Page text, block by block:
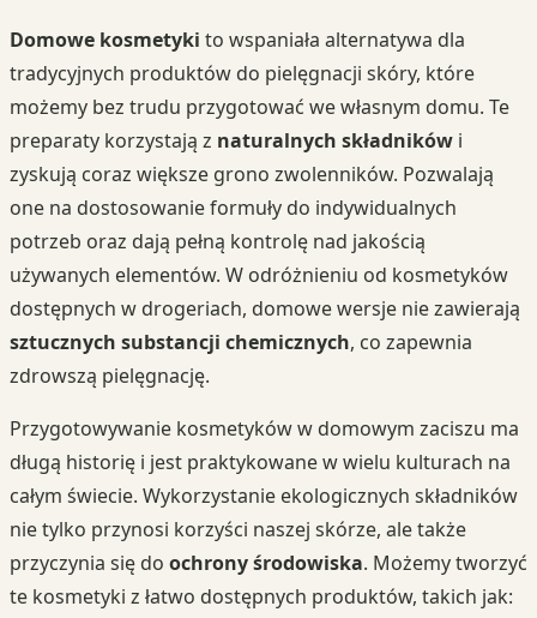
Domowe kosmetyki to wspaniała alternatywa dla
tradycyjnych produktów do pielęgnacji skóry, które
możemy bez trudu przygotować we własnym domu. Te
preparaty korzystają z naturalnych składników i
zyskują coraz większe grono zwolenników. Pozwalają
one na dostosowanie formuły do indywidualnych
potrzeb oraz dają pełną kontrolę nad jakością
używanych elementów. W odróżnieniu od kosmetyków
dostępnych w drogeriach, domowe wersje nie zawierają
sztucznych substancji chemicznych, co zapewnia
zdrowszą pielęgnację.
Przygotowywanie kosmetyków w domowym zaciszu ma
długą historię i jest praktykowane w wielu kulturach na
całym świecie. Wykorzystanie ekologicznych składników
nie tylko przynosi korzyści naszej skórze, ale także
przyczynia się do ochrony środowiska. Możemy tworzyć
te kosmetyki z łatwo dostępnych produktów, takich jak: